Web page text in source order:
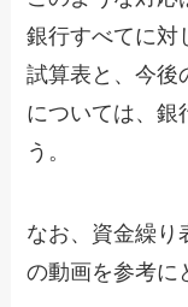
銀行すべてに対
試算表と、今後
については、銀
う。
なお、資金繰り
の動画を参考に